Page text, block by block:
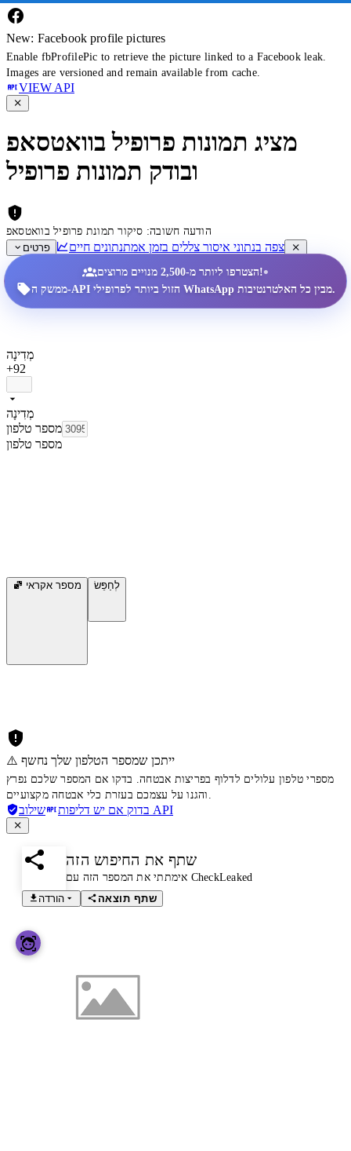
New: Facebook profile pictures
Enable fbProfilePic to retrieve the picture linked to a Facebook leak.
Images are versioned and remain available from cache.
VIEW API
מציג תמונות פרופיל בוואטסאפ
ובודק תמונות פרופיל
הודעה חשובה: סיקור תמונת פרופיל בוואטסאפ
פרטים
צפה בנתוני איסור צללים בזמן אמתנתונים חיים
הצטרפו ליותר מ-2,500 מנויים מרוצים!•
ממשק ה-API הזול ביותר לפרופילי WhatsApp מבין כל האלטרנטיבות.
מְדִינָה
+92
מְדִינָה
מספר טלפון
מספר טלפון
מספר אקראי לְחַפֵּשׂ
⚠️ ייתכן שמספר הטלפון שלך נחשף
מספרי טלפון עלולים לדלוף בפריצות אבטחה. בדקו אם המספר שלכם נפרץ
בדוק אם יש דליפות שילוב API
שתף את החיפוש הזה
אימתתי את המספר הזה עם CheckLeaked
הורדה
שתף תוצאה